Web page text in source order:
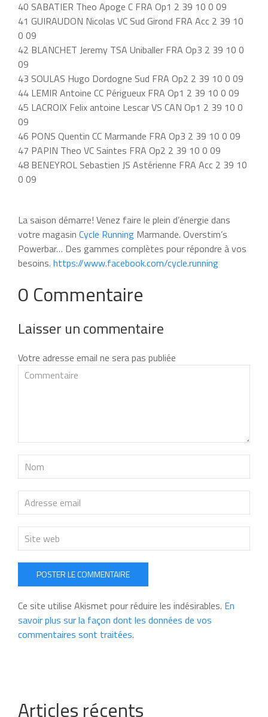
40 SABATIER Theo Apoge C FRA Op1 2 39 10 0 09
41 GUIRAUDON Nicolas VC Sud Girond FRA Acc 2 39 10
0 09
42 BLANCHET Jeremy TSA Uniballer FRA Op3 2 39 10 0
09
43 SOULAS Hugo Dordogne Sud FRA Op2 2 39 10 0 09
44 LEMIR Antoine CC Périgueux FRA Op1 2 39 10 0 09
45 LACROIX Felix antoine Lescar VS CAN Op1 2 39 10 0
09
46 PONS Quentin CC Marmande FRA Op3 2 39 10 0 09
47 PAPIN Theo VC Saintes FRA Op2 2 39 10 0 09
48 BENEYROL Sebastien JS Astérienne FRA Acc 2 39 10
0 09
La saison démarre! Venez faire le plein d’énergie dans
votre magasin Cycle Running Marmande. Overstim’s
Powerbar… Des gammes complètes pour répondre à vos
besoins. https://www.facebook.com/cycle.running
0 Commentaire
Laisser un commentaire
Votre adresse email ne sera pas publiée
POSTER LE COMMENTAIRE
Ce site utilise Akismet pour réduire les indésirables. En
savoir plus sur la façon dont les données de vos
commentaires sont traitées.
Articles récents